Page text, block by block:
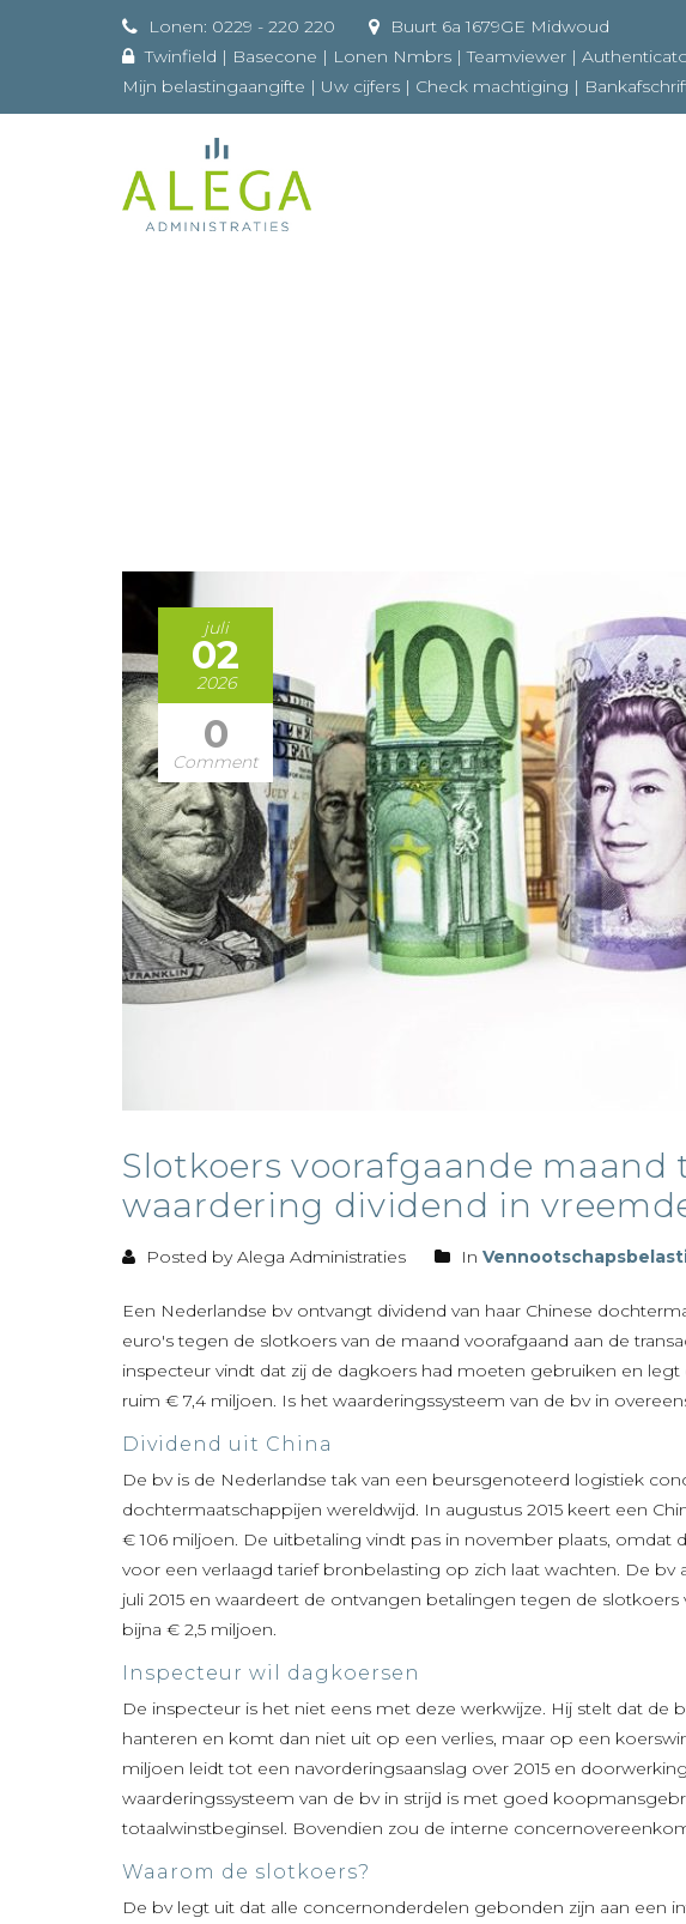
Lonen: 0229 - 220 220
Buurt 6a
Twinfield | Basecone | Lonen Nmbrs |Teamviewer |
Mijn belastingaangifte | Uw cijfers | Check machtiging |
juli
02
2026
0
Comment
Slotkoers voorafgaande maand
waardering dividend in
Posted by Alega Administraties In
Een Nederlandse bv ontvangt dividend van haar Chinese
euro's tegen de slotkoers van de maand voorafgaand aan de
inspecteur vindt dat zij de dagkoers had moeten gebruiken en
ruim € 7,4 miljoen. Is het waarderingssysteem van de bv in
Dividend uit China
De bv is de Nederlandse tak van een beursgenoteerd logistiek
dochtermaatschappijen wereldwijd. In augustus 2015 keert een
€ 106 miljoen. De uitbetaling vindt pas in november plaats, omdat
voor een verlaagd tarief bronbelasting op zich laat wachten. De
juli 2015 en waardeert de ontvangen betalingen tegen de
bijna € 2,5 miljoen.
Inspecteur wil dagkoersen
De inspecteur is het niet eens met deze werkwijze. Hij stelt dat de
hanteren en komt dan niet uit op een verlies, maar op een
miljoen leidt tot een navorderingsaanslag over 2015 en
waarderingssysteem van de bv in strijd is met goed
totaalwinstbeginsel. Bovendien zou de interne
Waarom de slotkoers?
De bv legt uit dat alle concernonderdelen gebonden zijn aan een